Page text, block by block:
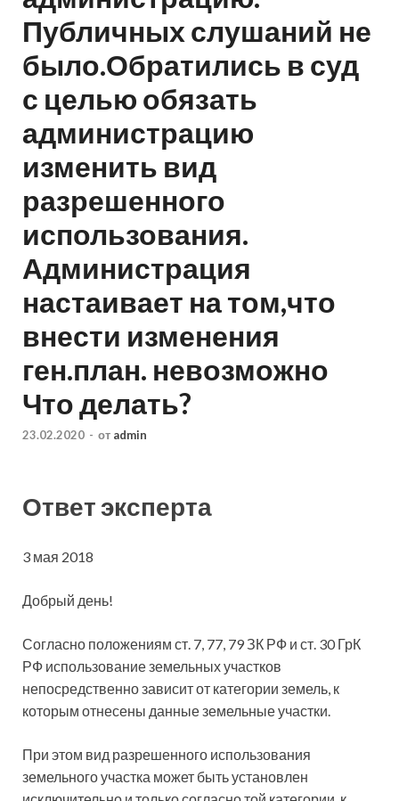
Публичных слушаний не
было.Обратились в суд
с целью обязать
администрацию
изменить вид
разрешенного
использования.
Администрация
настаивает на том,что
внести изменения
ген.план. невозможно
Что делать?
23.02.2020 - от admin
Ответ эксперта
3 мая 2018
Добрый день!
Согласно положениям ст. 7, 77, 79 ЗК РФ и ст. 30 ГрК
РФ использование земельных участков
непосредственно зависит от категории земель, к
которым отнесены данные земельные участки.
При этом вид разрешенного использования
земельного участка может быть установлен